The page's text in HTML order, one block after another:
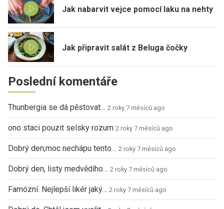
Jak nabarvit vejce pomocí laku na nehty
Jak připravit salát z Beluga čočky
Poslední komentáře
Thunbergia se dá pěstovat… 2 roky 7 měsíců ago
ono staci pouzit selsky rozum 2 roky 7 měsíců ago
Dobrý den,moc nechápu tento… 2 roky 7 měsíců ago
Dobrý den, listy medvědího… 2 roky 7 měsíců ago
Famózní. Nejlepší likér jaký… 2 roky 7 měsíců ago